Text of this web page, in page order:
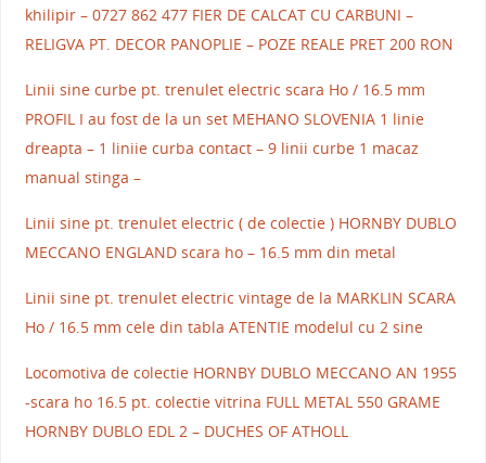
khilipir – 0727 862 477 FIER DE CALCAT CU CARBUNI –
RELIGVA PT. DECOR PANOPLIE – POZE REALE PRET 200 RON
Linii sine curbe pt. trenulet electric scara Ho / 16.5 mm
PROFIL I au fost de la un set MEHANO SLOVENIA 1 linie
dreapta – 1 liniie curba contact – 9 linii curbe 1 macaz
manual stinga –
Linii sine pt. trenulet electric ( de colectie ) HORNBY DUBLO
MECCANO ENGLAND scara ho – 16.5 mm din metal
Linii sine pt. trenulet electric vintage de la MARKLIN SCARA
Ho / 16.5 mm cele din tabla ATENTIE modelul cu 2 sine
Locomotiva de colectie HORNBY DUBLO MECCANO AN 1955
-scara ho 16.5 pt. colectie vitrina FULL METAL 550 GRAME
HORNBY DUBLO EDL 2 – DUCHES OF ATHOLL